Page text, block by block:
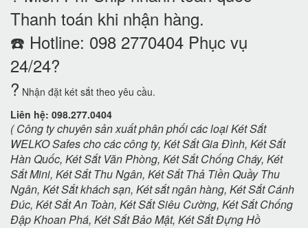
Thanh toán khi nhận hàng.
☎️ Hotline: 098 2770404 Phục vụ
24/24?
? Nhận đặt két sắt theo yêu cầu.
Liên hệ: 098.277.0404
( Công ty chuyên sản xuất phân phối các loạiKét Sắt
WELKO Safescho các công ty, Két Sắt Gia Đình, Két Sắt
Hàn Quốc, Két Sắt Văn Phòng, Két Sắt Chống Cháy, Két
Sắt Mini, Két Sắt Thu Ngân, Két Sắt Thả Tiền Quầy Thu
Ngân, Két Sắt khách sạn, Két sắt ngân hàng, Két Sắt Cánh
Đúc, Két Sắt An Toàn, Két Sắt Siêu Cường, Két Sắt Chống
Đập Khoan Phá, Két Sắt Bảo Mật, Két Sắt Đựng Hồ